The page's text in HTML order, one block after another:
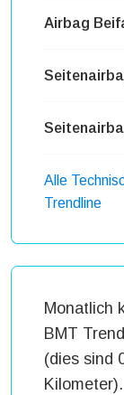
Airbag
Alle
Trendline
Monatlich
BMT
(dies sind